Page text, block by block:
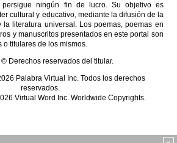
persigue ningún fin de lucro. Su objetivo es
cultural y educativo, mediante la difusión de la
la literatura universal. Los poemas, poemas en
y manuscritos presentados en este portal son
o titulares de los mismos.
Derechos reservados del titular.
Palabra Virtual Inc. Todos los derechos
reservados.
Virtual Word Inc. Worldwide Copyrights.